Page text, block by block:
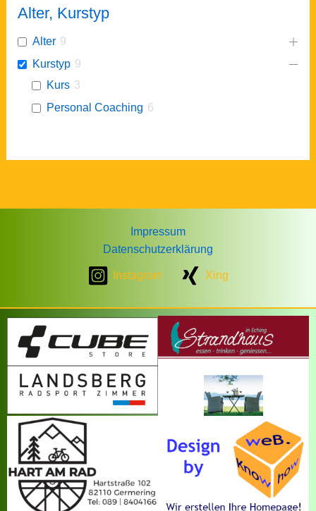
Alter, Kurstyp
Alter 9
Kurstyp 9
Kurs 3
Personal Coaching 6
Impressum
Datenschutzerklärung
Instagram Xing